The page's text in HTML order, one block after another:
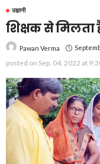
उझानी
शिक्षक से मिलता
Pawan Verma
posted on Sep. 04, 2022 at